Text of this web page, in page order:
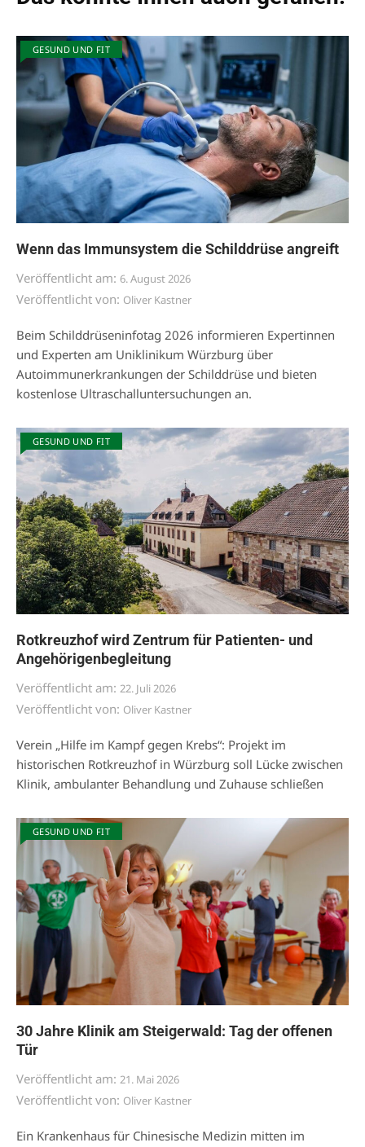
GESUND UND FIT
Wenn das Immunsystem die Schilddrüse angreift
Veröffentlicht am: 6. August 2026
Veröffentlicht von: Oliver Kastner
Beim Schilddrüseninfotag 2026 informieren Expertinnen
und Experten am Uniklinikum Würzburg über
Autoimmunerkrankungen der Schilddrüse und bieten
kostenlose Ultraschalluntersuchungen an.
GESUND UND FIT
Rotkreuzhof wird Zentrum für Patienten- und
Angehörigenbegleitung
Veröffentlicht am: 22. Juli 2026
Veröffentlicht von: Oliver Kastner
Verein „Hilfe im Kampf gegen Krebs“: Projekt im
historischen Rotkreuzhof in Würzburg soll Lücke zwischen
Klinik, ambulanter Behandlung und Zuhause schließen
GESUND UND FIT
30 Jahre Klinik am Steigerwald: Tag der offenen
Tür
Veröffentlicht am: 21. Mai 2026
Veröffentlicht von: Oliver Kastner
Ein Krankenhaus für Chinesische Medizin mitten im